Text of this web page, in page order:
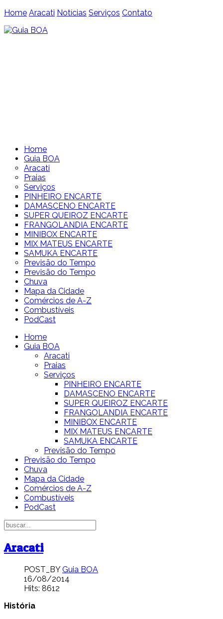
Home Aracati Notícias Serviços Contato
Home
Guia BOA
Aracati
Praias
Serviços
PINHEIRO ENCARTE
DAMASCENO ENCARTE
SUPER QUEIROZ ENCARTE
FRANGOLANDIA ENCARTE
MINIBOX ENCARTE
MIX MATEUS ENCARTE
SAMUKA ENCARTE
Previsão do Tempo
Previsão do Tempo
Chuva
Mapa da Cidade
Comércios de A-Z
Combustíveis
PodCast
Home
Guia BOA
Aracati
Praias
Serviços
PINHEIRO ENCARTE
DAMASCENO ENCARTE
SUPER QUEIROZ ENCARTE
FRANGOLANDIA ENCARTE
MINIBOX ENCARTE
MIX MATEUS ENCARTE
SAMUKA ENCARTE
Previsão do Tempo
Previsão do Tempo
Chuva
Mapa da Cidade
Comércios de A-Z
Combustíveis
PodCast
Aracati
POST_BYGuia BOA
16/08/2014
Hits: 8612
História